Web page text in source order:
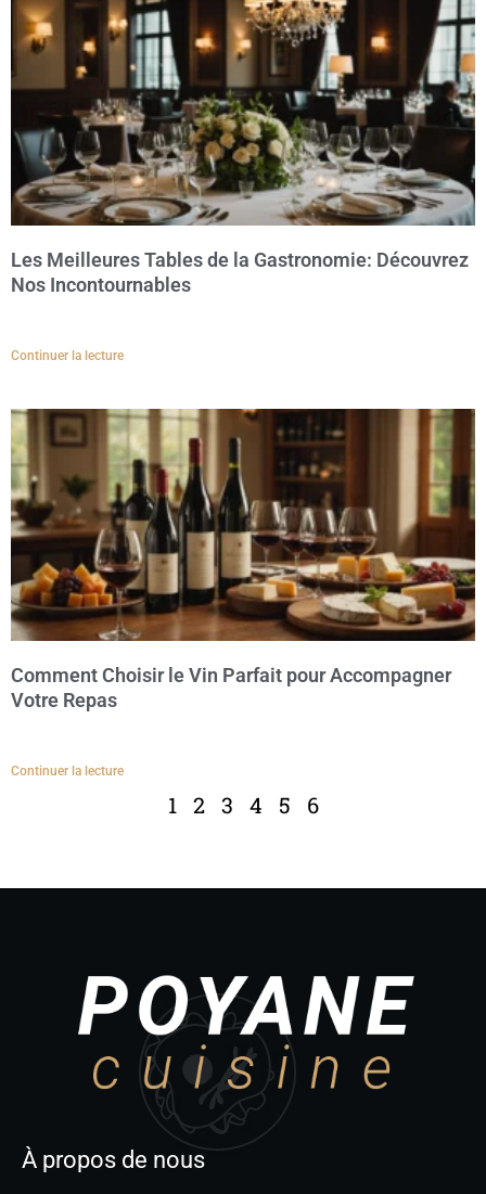
Les Meilleures Tables de la Gastronomie: Découvrez
Nos Incontournables
Continuer la lecture
Comment Choisir le Vin Parfait pour Accompagner
Votre Repas
Continuer la lecture
1 2 3 4 5 6
À propos de nous